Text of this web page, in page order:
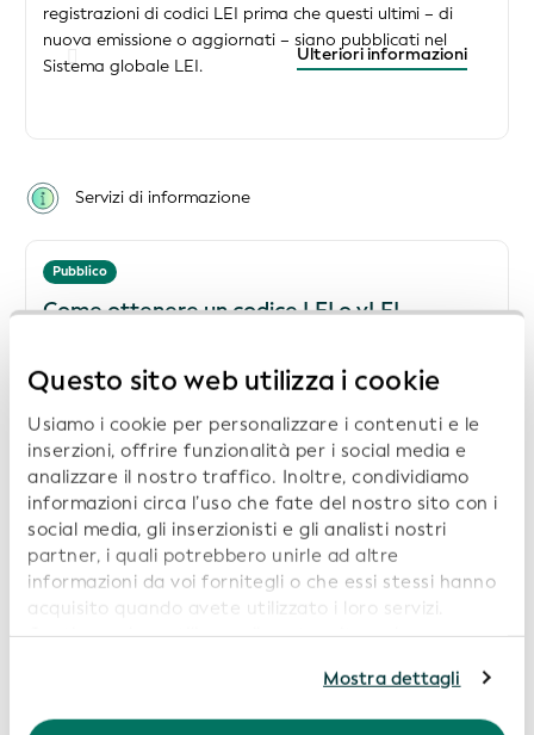
Questo sito web utilizza i cookie
Usiamo i cookie per personalizzare i contenuti e le
inserzioni, offrire funzionalità per i social media e
analizzare il nostro traffico. Inoltre, condividiamo
informazioni circa l’uso che fate del nostro sito con i
social media, gli inserzionisti e gli analisti nostri
partner, i quali potrebbero unirle ad altre
informazioni da voi fornitegli o che essi stessi hanno
acquisito quando avete utilizzato i loro servizi.
Continuando a utilizzare il nostro sito web,
informazioni, siete pregati di consultare la nostra
Politica in materia di privacy.
Mostra dettagli
registrazioni di codici LEI prima che questi ultimi – di
nuova emissione o aggiornati – siano pubblicati nel
Sistema globale LEI.
Ulteriori informazioni
Servizi di informazione
Pubblico
Come ottenere un codice LEI o vLEI
una ricerca tra le organizzazioni che emettono codici LEI
Operating Units (LOU) - e le organizzazioni che
emettono codici vLEI qualificati.
Ulteriori informazioni
Pubblico
Notifiche e-mail sugli aggiornamenti tecnici
La GLEIF emette notifiche e-mail periodiche che
forniscono aggiornamenti sugli sviluppi tecnici attinenti
Ulteriori informazioni